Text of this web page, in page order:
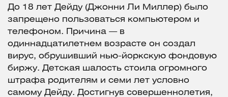
До 18 лет Дейду (Джонни Ли Миллер) было
запрещено пользоваться компьютером и
телефоном. Причина — в
одиннадцатилетнем возрасте он создал
вирус, обрушивший нью-йоркскую фондовую
биржу. Детская шалость стоила огромного
штрафа родителям и семи лет условно
самому Дейду. Достигнув совершеннолетия,